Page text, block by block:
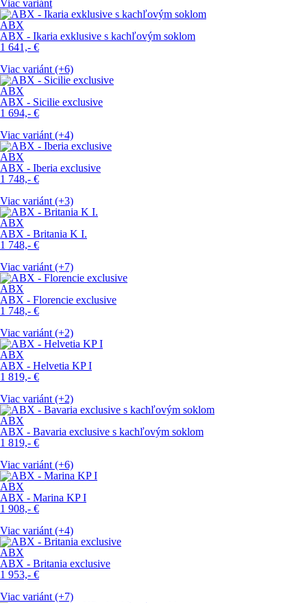
Viac variánt
ABX
ABX - Ikaria exklusive s kachľovým soklom
1 641,- €
Viac variánt (+6)
ABX
ABX - Sicilie exclusive
1 694,- €
Viac variánt (+4)
ABX
ABX - Iberia exclusive
1 748,- €
Viac variánt (+3)
ABX
ABX - Britania K I.
1 748,- €
Viac variánt (+7)
ABX
ABX - Florencie exclusive
1 748,- €
Viac variánt (+2)
ABX
ABX - Helvetia KP I
1 819,- €
Viac variánt (+2)
ABX
ABX - Bavaria exclusive s kachľovým soklom
1 819,- €
Viac variánt (+6)
ABX
ABX - Marina KP I
1 908,- €
Viac variánt (+4)
ABX
ABX - Britania exclusive
1 953,- €
Viac variánt (+7)